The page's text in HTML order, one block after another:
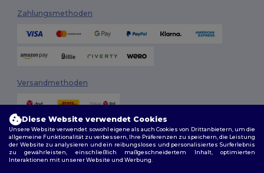
Zahlungsmethoden
Versandmethoden
Diese Website verwendet Cookies
Unsere Website verwendet sowohl eigene als auch Cookies von Drittanbietern, um die
allgemeine Funktionalität zu verbessern, Ihre Präferenzen zu speichern, die Leistung
der Website zu analysieren und ein reibungsloses und personalisiertes Surferlebnis
zu gewährleisten, einschließlich maßgeschneidertem Inhalt, optimierten
Interaktionen mit unserer Website und Werbung.